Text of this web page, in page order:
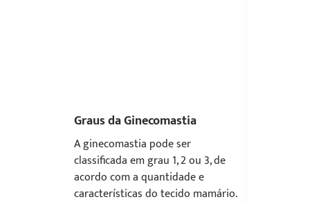
Graus da Ginecomastia
A ginecomastia pode ser
classificada em grau 1, 2 ou 3, de
acordo com a quantidade e
características do tecido mamário.